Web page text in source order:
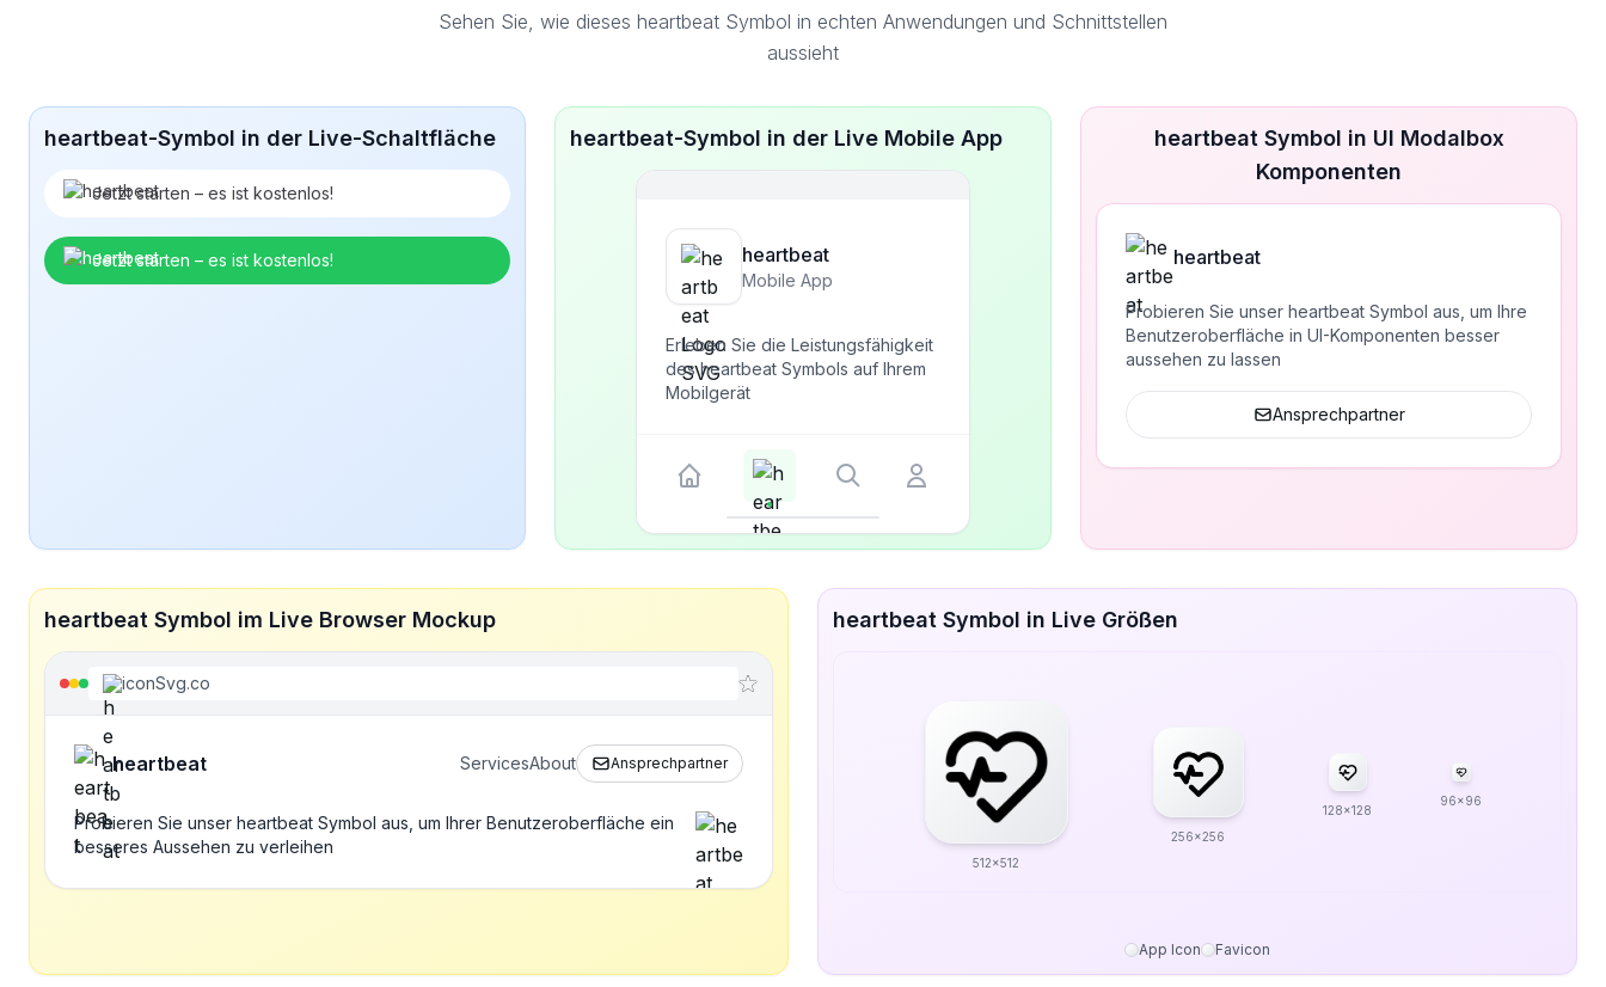
Sehen Sie, wie dieses heartbeat Symbol in echten Anwendungen und Schnittstellen
aussieht
heartbeat-Symbol in der Live-Schaltfläche
Jetzt starten – es ist kostenlos!
Jetzt starten – es ist kostenlos!
heartbeat-Symbol in der Live Mobile App
heartbeat
Mobile App
Erleben Sie die Leistungsfähigkeit
des heartbeat Symbols auf Ihrem
Mobilgerät
heartbeat Symbol in UI Modalbox
Komponenten
heartbeat
Probieren Sie unser heartbeat Symbol aus, um Ihre
Benutzeroberfläche in UI-Komponenten besser
aussehen zu lassen
Ansprechpartner
heartbeat Symbol im Live Browser Mockup
iconSvg.co
heartbeat ServicesAbout Ansprechpartner
Probieren Sie unser heartbeat Symbol aus, um Ihrer Benutzeroberfläche ein
besseres Aussehen zu verleihen
heartbeat Symbol in Live Größen
512x512
256x256
128x128
96x96
App Icon Favicon